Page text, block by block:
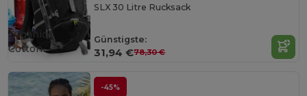
SLX 30 Litre Rucksack
Günstigste:
31,94 €78,30 €
Organic
Cotton
-45%